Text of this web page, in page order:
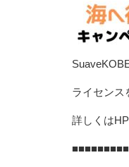
ライセンス
詳しくは